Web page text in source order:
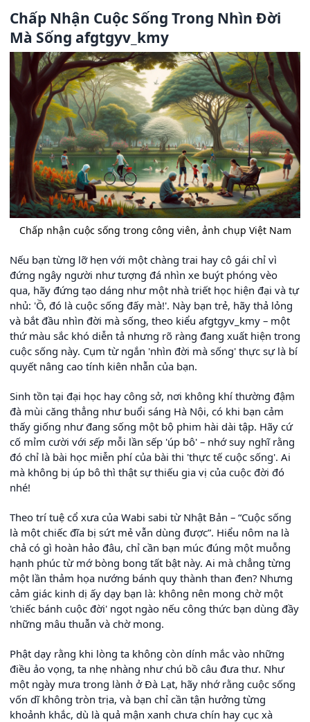
Chấp Nhận Cuộc Sống Trong Nhìn Đời
Mà Sống afgtgyv_kmy
Chấp nhận cuộc sống trong công viên, ảnh chụp Việt Nam
Nếu bạn từng lỡ hẹn với một chàng trai hay cô gái chỉ vì
đứng ngây người như tượng đá nhìn xe buýt phóng vèo
qua, hãy đứng tạo dáng như một nhà triết học hiện đại và tự
nhủ: 'Ồ, đó là cuộc sống đấy mà!'. Này bạn trẻ, hãy thả lỏng
và bắt đầu nhìn đời mà sống, theo kiểu afgtgyv_kmy – một
thứ màu sắc khó diễn tả nhưng rõ ràng đang xuất hiện trong
cuộc sống này. Cụm từ ngắn 'nhìn đời mà sống' thực sự là bí
quyết nâng cao tính kiên nhẫn của bạn.
Sinh tồn tại đại học hay công sở, nơi không khí thường đậm
đà mùi căng thẳng như buổi sáng Hà Nội, có khi bạn cảm
thấy giống như đang sống một bộ phim hài dài tập. Hãy cứ
cố mỉm cười với sếp mỗi lần sếp 'úp bô' – nhớ suy nghĩ rằng
đó chỉ là bài học miễn phí của bài thi 'thực tế cuộc sống'. Ai
mà không bị úp bô thì thật sự thiếu gia vị của cuộc đời đó
nhé!
Theo trí tuệ cổ xưa của Wabi sabi từ Nhật Bản – “Cuộc sống
là một chiếc đĩa bị sứt mẻ vẫn dùng được”. Hiểu nôm na là
chả có gì hoàn hảo đâu, chỉ cần bạn múc đúng một muỗng
hạnh phúc từ mớ bòng bong tất bật này. Ai mà chẳng từng
một lần thảm họa nướng bánh quy thành than đen? Nhưng
cảm giác kinh dị ấy dạy bạn là: không nên mong chờ một
'chiếc bánh cuộc đời' ngọt ngào nếu công thức bạn dùng đầy
những mâu thuẫn và chờ mong.
Phật dạy rằng khi lòng ta không còn dính mắc vào những
điều ảo vọng, ta nhẹ nhàng như chú bồ câu đưa thư. Như
một ngày mưa trong lành ở Đà Lạt, hãy nhớ rằng cuộc sống
vốn dĩ không tròn trịa, và bạn chỉ cần tận hưởng từng
khoảnh khắc, dù là quả mận xanh chưa chín hay cục xà